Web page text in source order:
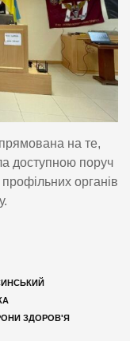
на те,
доступною поруч
органів
ЗДОРОВ'Я